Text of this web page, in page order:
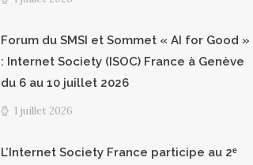
Forum du SMSI et Sommet « AI for Good »
: Internet Society (ISOC) France à Genève
du 6 au 10 juillet 2026
1 juillet 2026
L’Internet Society France participe au 2ᵉ